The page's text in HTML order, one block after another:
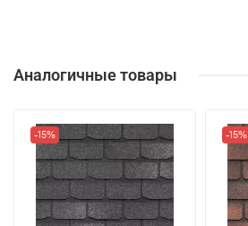
Аналогичные товары
-15% -15%